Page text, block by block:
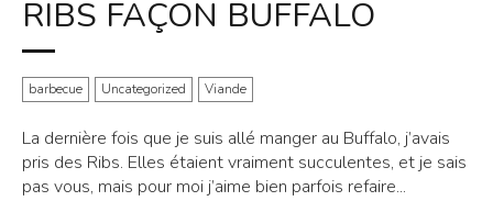
RIBS FAÇON BUFFALO
barbecue Uncategorized Viande
La dernière fois que je suis allé manger au Buffalo, j’avais
pris des Ribs. Elles étaient vraiment succulentes, et je sais
pas vous, mais pour moi j’aime bien parfois refaire...